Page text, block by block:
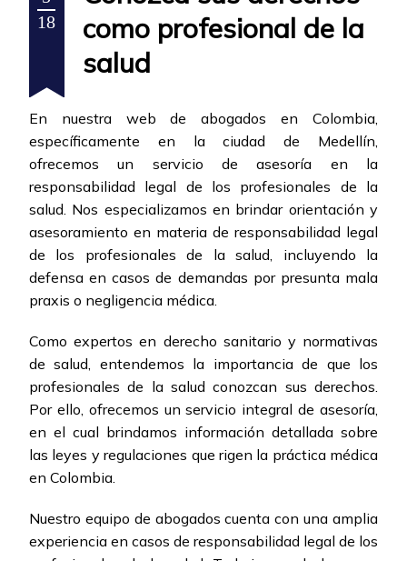
18
como profesional de la
salud
En nuestra web de abogados en Colombia,
específicamente en la ciudad de Medellín,
ofrecemos un servicio de asesoría en la
responsabilidad legal de los profesionales de la
salud. Nos especializamos en brindar orientación y
asesoramiento en materia de responsabilidad legal
de los profesionales de la salud, incluyendo la
defensa en casos de demandas por presunta mala
praxis o negligencia médica.
Como expertos en derecho sanitario y normativas
de salud, entendemos la importancia de que los
profesionales de la salud conozcan sus derechos.
Por ello, ofrecemos un servicio integral de asesoría,
en el cual brindamos información detallada sobre
las leyes y regulaciones que rigen la práctica médica
en Colombia.
Nuestro equipo de abogados cuenta con una amplia
experiencia en casos de responsabilidad legal de los